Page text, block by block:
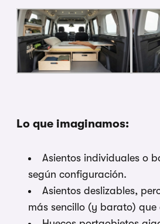
Lo que imaginamos:
Asientos individuales o
según configuración.
Asientos deslizables,
más sencillo (y barato) que